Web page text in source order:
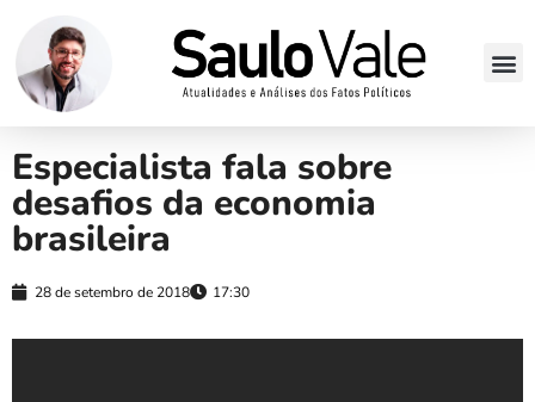
Especialista fala sobre
desafios da economia
brasileira
28 de setembro de 2018 17:30